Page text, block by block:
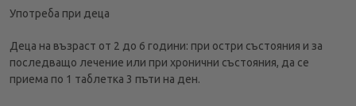
Употреба при деца
Деца на възраст от 2 до 6 години: при остри състояния и за
последващо лечение или при хронични състояния, да се
приема по 1 таблетка 3 пъти на ден.